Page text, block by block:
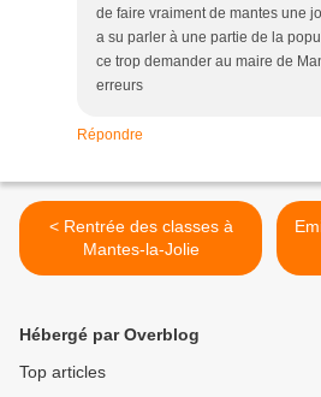
de faire vraiment de mantes une
a su parler à une partie de la
ce trop demander au maire de
erreurs
Répondre
< Rentrée des classes à
Mantes-la-Jolie
Hébergé par Overblog
Top articles